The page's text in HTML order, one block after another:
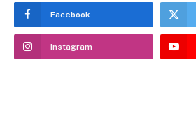
Facebook
Instagram